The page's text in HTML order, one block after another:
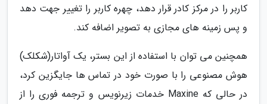
کاربر را در مرکز کادر قرار دهد، چهره کاربر را تغییر جهت دهد
و پس زمینه های مجازی به تصویر اضافه کند.
همچنین می توان با استفاده از این بستر، یک آواتار(شکلک)
هوش مصنوعی را با صورت خود در تماس ها جایگزین کرد،
در حالی که Maxine خدمات زیرنویس و ترجمه فوری را از